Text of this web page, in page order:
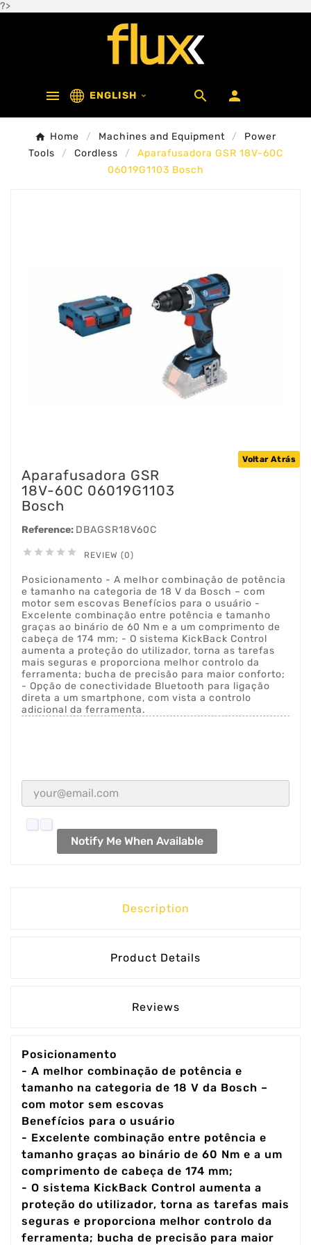
?>
 ENGLISH   
Home Machines and Equipment
Power
Tools
Cordless
Aparafusadora GSR 18V-60C
06019G1103 Bosch
Voltar Atrás
Aparafusadora GSR
18V-60C 06019G1103
Bosch
Reference: DBAGSR18V60C
     REVIEW (0)
Posicionamento - A melhor combinação de potência
e tamanho na categoria de 18 V da Bosch – com
motor sem escovas Benefícios para o usuário -
Excelente combinação entre potência e tamanho
graças ao binário de 60 Nm e a um comprimento de
cabeça de 174 mm; - O sistema KickBack Control
aumenta a proteção do utilizador, torna as tarefas
mais seguras e proporciona melhor controlo da
ferramenta; bucha de precisão para maior conforto;
- Opção de conectividade Bluetooth para ligação
direta a um smartphone, com vista a controlo
adicional da ferramenta.
Notify Me When Available
Description
Product Details
Reviews
Posicionamento
- A melhor combinação de potência e
tamanho na categoria de 18 V da Bosch –
com motor sem escovas
Benefícios para o usuário
- Excelente combinação entre potência e
tamanho graças ao binário de 60 Nm e a um
comprimento de cabeça de 174 mm;
- O sistema KickBack Control aumenta a
proteção do utilizador, torna as tarefas mais
seguras e proporciona melhor controlo da
ferramenta; bucha de precisão para maior